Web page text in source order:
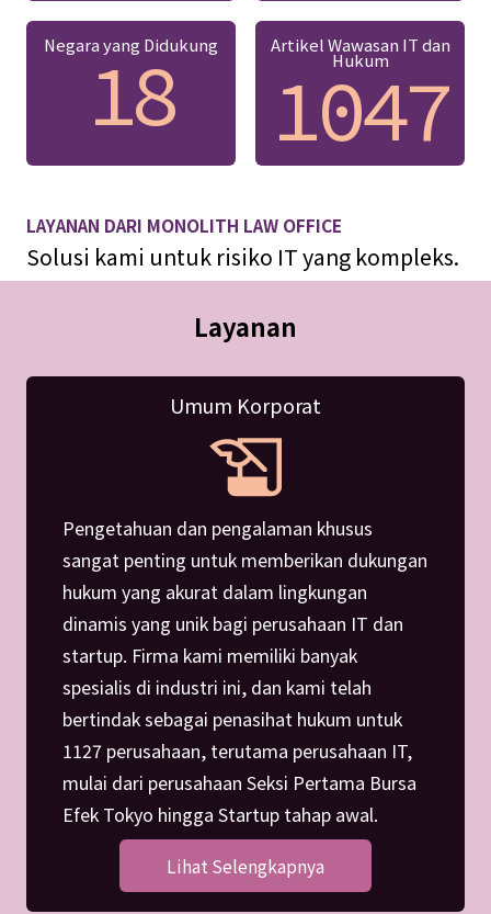
Negara yang Didukung
18 Artikel Wawasan IT dan
Hukum
1047
LAYANAN DARI MONOLITH LAW OFFICE
Solusi kami untuk risiko IT yang kompleks.
Layanan
Umum Korporat
Pengetahuan dan pengalaman khusus
sangat penting untuk memberikan dukungan
hukum yang akurat dalam lingkungan
dinamis yang unik bagi perusahaan IT dan
startup. Firma kami memiliki banyak
spesialis di industri ini, dan kami telah
bertindak sebagai penasihat hukum untuk
1127 perusahaan, terutama perusahaan IT,
mulai dari perusahaan Seksi Pertama Bursa
Efek Tokyo hingga Startup tahap awal.
Lihat Selengkapnya